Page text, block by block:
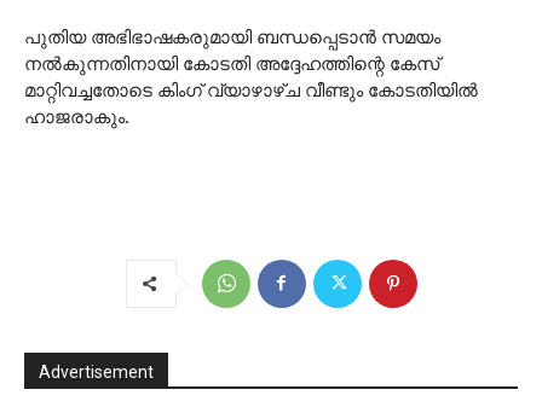
പുതിയ അഭിഭാഷകരുമായി ബന്ധപ്പെടാൻ സമയം
നൽകുന്നതിനായി കോടതി അദ്ദേഹത്തിന്റെ കേസ്
മാറ്റിവച്ചതോടെ കിംഗ് വ്യാഴാഴ്ച വീണ്ടും കോടതിയിൽ
ഹാജരാകും.
Advertisement